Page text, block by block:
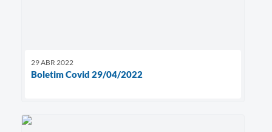
29 ABR 2022
Boletim Covid 29/04/2022